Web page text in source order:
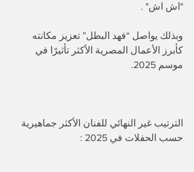
"اش اش" .
وبذلك يواصل “فهد البطل” تعزيز مكانته
كأبرز الأعمال المصرية الأكثر تأثيرًا في
موسم 2025.
الترتيب غير النهائي للفنان الأكثر جماهيرية
حسب الحفلات في 2025 :